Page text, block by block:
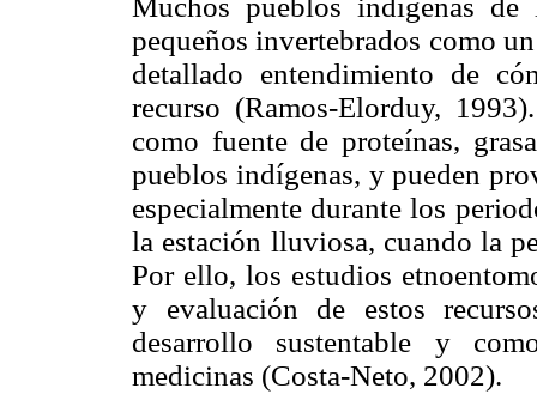
Muchos pueblos indígenas de
pequeños invertebrados como
detallado entendimiento de
recurso (Ramos-Elorduy,
como fuente de proteínas,
pueblos indígenas, y pueden
especialmente durante los
la estación lluviosa, cuando la
Por ello, los estudios
y evaluación de estos
desarrollo sustentable y
medicinas (Costa-Neto, 2002).